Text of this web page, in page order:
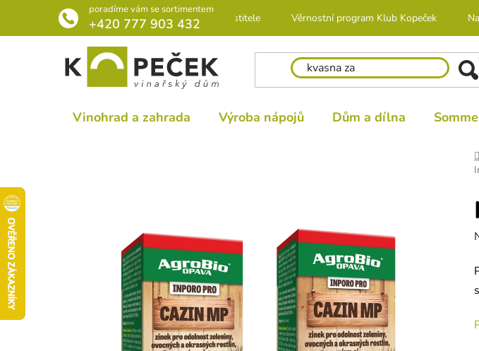
obsah
poradíme vám se sortimentem
+420 777 903 432Rádce pro pěstitele Věrnostní program Klub Kopeček
Vinohrad a zahrada Výroba nápojů Dům a dílna
z